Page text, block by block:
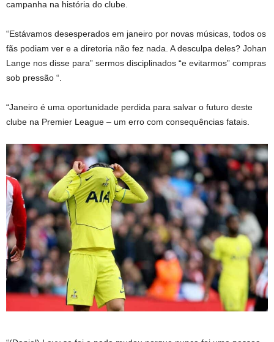
campanha na história do clube.
“Estávamos desesperados em janeiro por novas músicas, todos os
fãs podiam ver e a diretoria não fez nada. A desculpa deles? Johan
Lange nos disse para” sermos disciplinados “e evitarmos” compras
sob pressão “.
“Janeiro é uma oportunidade perdida para salvar o futuro deste
clube na Premier League – um erro com consequências fatais.